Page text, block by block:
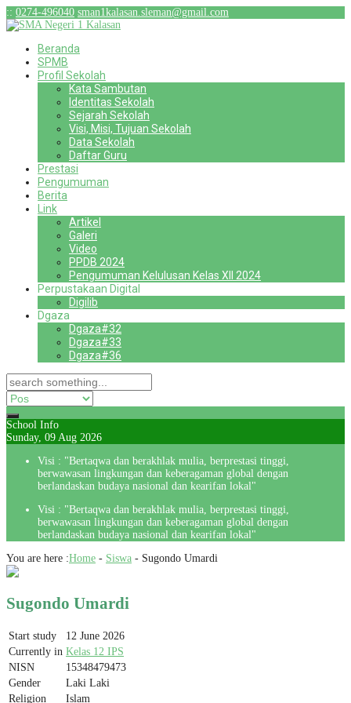
:: 0274-496040 sman1kalasan.sleman@gmail.com
Beranda
SPMB
Profil Sekolah
Kata Sambutan
Identitas Sekolah
Sejarah Sekolah
Visi, Misi, Tujuan Sekolah
Data Sekolah
Daftar Guru
Prestasi
Pengumuman
Berita
Link
Artikel
Galeri
Video
PPDB 2024
Pengumuman Kelulusan Kelas XII 2024
Perpustakaan Digital
Digilib
Dgaza
Dgaza#32
Dgaza#33
Dgaza#36
School Info
Sunday, 09 Aug 2026
Visi : "Bertaqwa dan berakhlak mulia, berprestasi tinggi,
berwawasan lingkungan dan keberagaman global dengan
berlandaskan budaya nasional dan kearifan lokal"
Visi : "Bertaqwa dan berakhlak mulia, berprestasi tinggi,
berwawasan lingkungan dan keberagaman global dengan
berlandaskan budaya nasional dan kearifan lokal"
You are here :Home - Siswa - Sugondo Umardi
Sugondo Umardi
Start study
12 June 2026
Currently in Kelas 12 IPS
NISN
15348479473
Gender
Laki Laki
Religion
Islam